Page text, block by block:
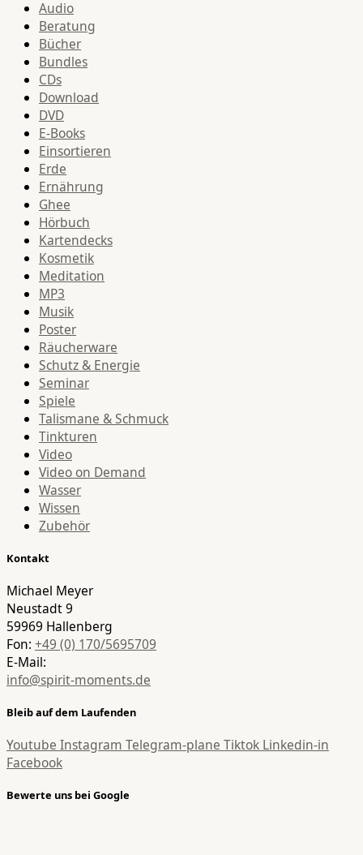
Audio
Beratung
Bücher
Bundles
CDs
Download
DVD
E-Books
Einsortieren
Erde
Ernährung
Ghee
Hörbuch
Kartendecks
Kosmetik
Meditation
MP3
Musik
Poster
Räucherware
Schutz & Energie
Seminar
Spiele
Talismane & Schmuck
Tinkturen
Video
Video on Demand
Wasser
Wissen
Zubehör
Kontakt
Michael Meyer
Neustadt 9
59969 Hallenberg
Fon: +49 (0) 170/5695709
E-Mail:
info@spirit-moments.de
Bleib auf dem Laufenden
Youtube Instagram Telegram-plane Tiktok Linkedin-in
Facebook
Bewerte uns bei Google